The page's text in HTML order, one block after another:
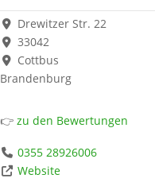
Drewitzer Str. 22
33042
Cottbus
Brandenburg
👉 zu den Bewertungen
0355 28926006
Website